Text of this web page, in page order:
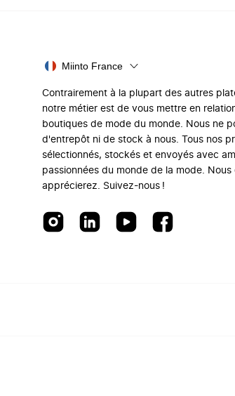
Miinto France
Contrairement à la plupart des autres
notre métier est de vous mettre en
boutiques de mode du monde. Nous ne
d'entrepôt ni de stock à nous. Tous nos
sélectionnés, stockés et envoyés avec
passionnées du monde de la mode.
apprécierez. Suivez-nous !